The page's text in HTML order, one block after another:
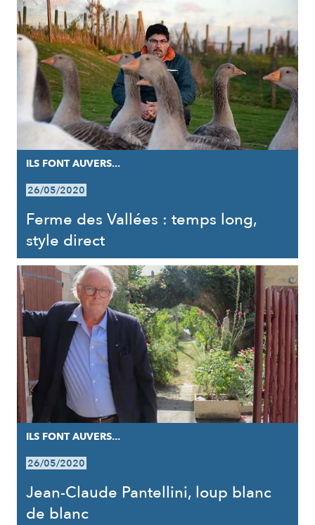
ILS FONT AUVERS...
26/05/2020
Ferme des Vallées : temps long,
style direct
ILS FONT AUVERS...
26/05/2020
Jean-Claude Pantellini, loup blanc
de blanc